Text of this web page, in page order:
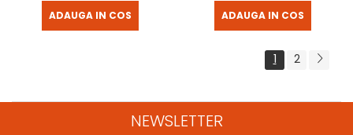
ADAUGA IN COS ADAUGA IN COS
1 2
NEWSLETTER